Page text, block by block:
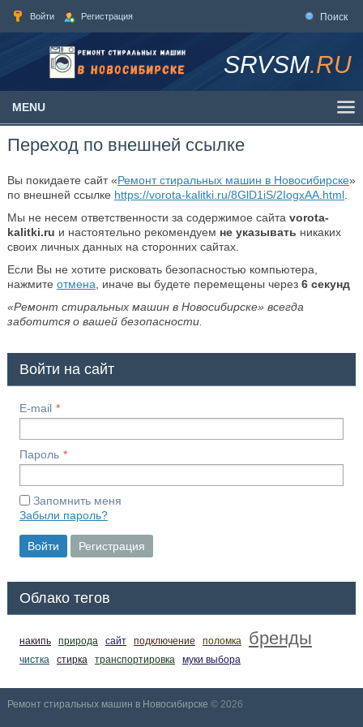
Войти Регистрация Поиск
SRVSM.RU
MENU
Переход по внешней ссылке
Вы покидаете сайт «Ремонт стиральных машин в Новосибирске»
по внешней ссылке https://vorota-kalitki.ru/8GlD1iS/2IogxAA.html.
Мы не несем ответственности за содержимое сайта vorota-
kalitki.ru и настоятельно рекомендуем не указывать никаких
своих личных данных на сторонних сайтах.
Если Вы не хотите рисковать безопасностью компьютера,
нажмите отмена , иначе вы будете перемещены через 6секунд
«Ремонт стиральных машин в Новосибирске» всегда
заботится о вашей безопасности.
Войти на сайт
E-mail
Пароль
Запомнить меня
Забыли пароль?
Войти Регистрация
Облако тегов
накипь природа сайт подключение поломка бренды
чистка стирка транспортировка муки выбора
Ремонт стиральных машин в Новосибирске © 2026